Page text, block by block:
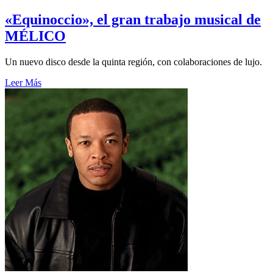
«Equinoccio», el gran trabajo musical de
MÉLICO
Un nuevo disco desde la quinta región, con colaboraciones de lujo.
Leer Más